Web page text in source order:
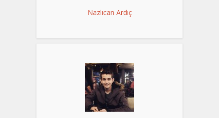
Nazlıcan Ardıç